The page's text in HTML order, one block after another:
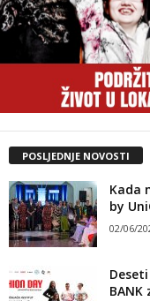
POSLJEDNJE NOVOSTI
Kada
by
02/06/
BANK